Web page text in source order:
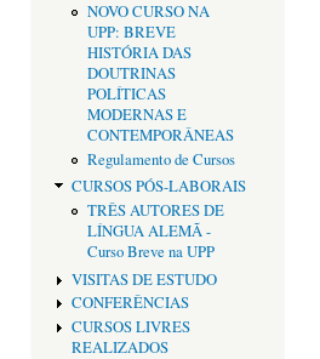
NOVO CURSO NA
UPP: BREVE
HISTÓRIA DAS
DOUTRINAS
POLÍTICAS
MODERNAS E
CONTEMPORÂNEAS
Regulamento de Cursos
CURSOS PÓS-LABORAIS
TRÊS AUTORES DE
LÍNGUA ALEMÃ -
Curso Breve na UPP
VISITAS DE ESTUDO
CONFERÊNCIAS
CURSOS LIVRES
REALIZADOS